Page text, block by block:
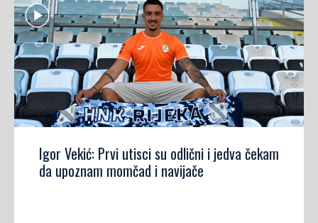
Igor Vekić: Prvi utisci su odlični i jedva čekam
da upoznam momčad i navijače